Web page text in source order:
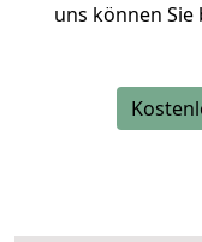
uns können Sie